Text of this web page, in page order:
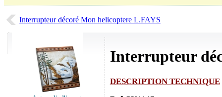
Interrupteur décoré Mon helicoptere L.FAYS
Interrupteur
DESCRIPTION TECHNIQUE